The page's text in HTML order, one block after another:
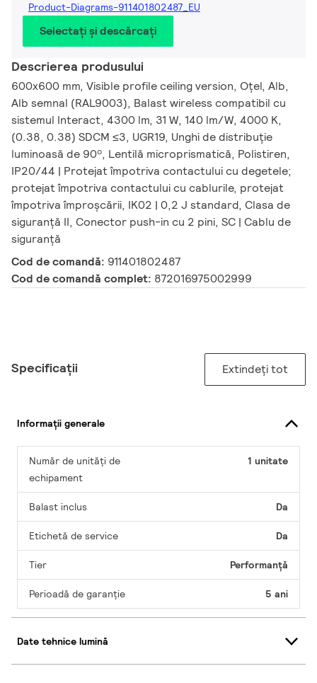
Product-Diagrams-911401802487_EU
Selectați și descărcați
Descrierea produsului
600x600 mm, Visible profile ceiling version, Oțel, Alb,
Alb semnal (RAL9003), Balast wireless compatibil cu
sistemul Interact, 4300 lm, 31 W, 140 lm/W, 4000 K,
(0.38, 0.38) SDCM ≤3, UGR19, Unghi de distribuție
luminoasă de 90º, Lentilă microprismatică, Polistiren,
IP20/44 | Protejat împotriva contactului cu degetele;
protejat împotriva contactului cu cablurile, protejat
împotriva împroșcării, IK02 | 0,2 J standard, Clasa de
siguranță II, Conector push-in cu 2 pini, SC | Cablu de
siguranță
Cod de comandă: 911401802487
Cod de comandă complet: 872016975002999
Specificații Extindeți tot
Informații generale
Număr de unități de
echipament
1 unitate
Balast inclus Da
Etichetă de service Da
Tier Performanță
Perioadă de garanţie 5 ani
Date tehnice lumină